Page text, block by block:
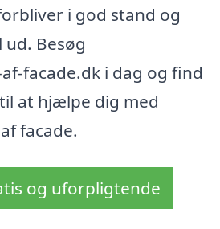
i god stand og
Besøg
facade.dk i dag og find
at hjælpe dig med
facade.
og uforpligtende